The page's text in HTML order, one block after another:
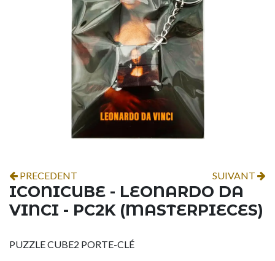
PRECEDENT SUIVANT
ICONICUBE - LEONARDO DA
VINCI - PC2K (MASTERPIECES)
PUZZLE CUBE2 PORTE-CLÉ